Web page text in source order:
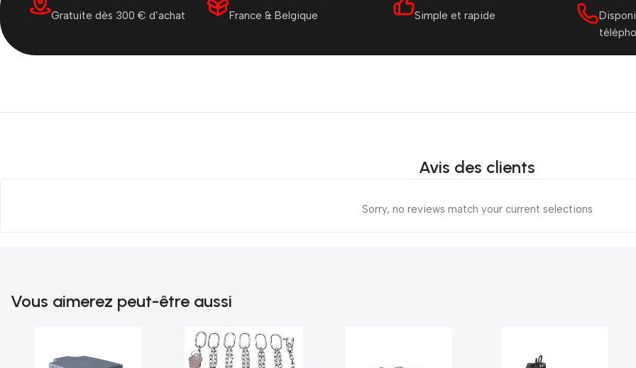
Gratuite dès 300 € d’achat France & Belgique Simple et rapide
Avis des clients
Sorry, no reviews match your current selections
Vous aimerez peut-être aussi